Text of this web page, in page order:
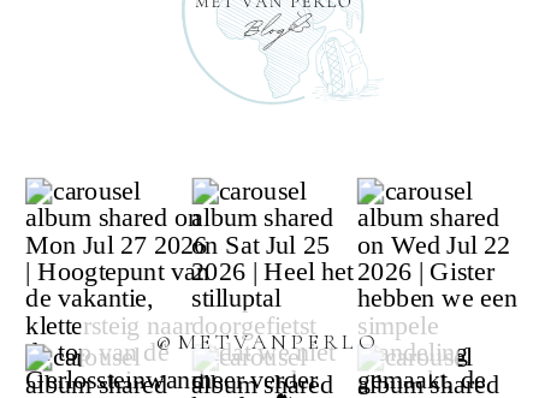
@METVANPERLO